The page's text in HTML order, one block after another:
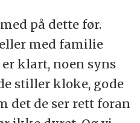
på dette før.
med familie
klart, noen syns
stiller kloke, gode
det de ser rett foran